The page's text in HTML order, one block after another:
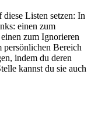
Listen setzen: In
einen zum
zum Ignorieren
persönlichen Bereich
indem du deren
kannst du sie auch